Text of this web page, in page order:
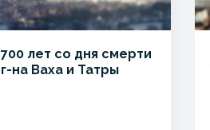
700 лет со дня смерти
г-на Ваха и Татры